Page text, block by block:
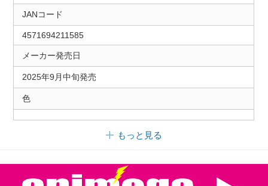
JANコード
4571694211585
メーカー発売日
2025年9月中旬発売
色
もっと見る